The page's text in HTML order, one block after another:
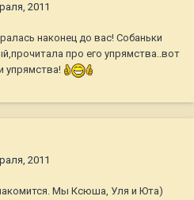
2011
наконец до вас! Собаньки
про его упрямства..вот
упрямства!
2011
Мы Ксюша, Уля и Юта)